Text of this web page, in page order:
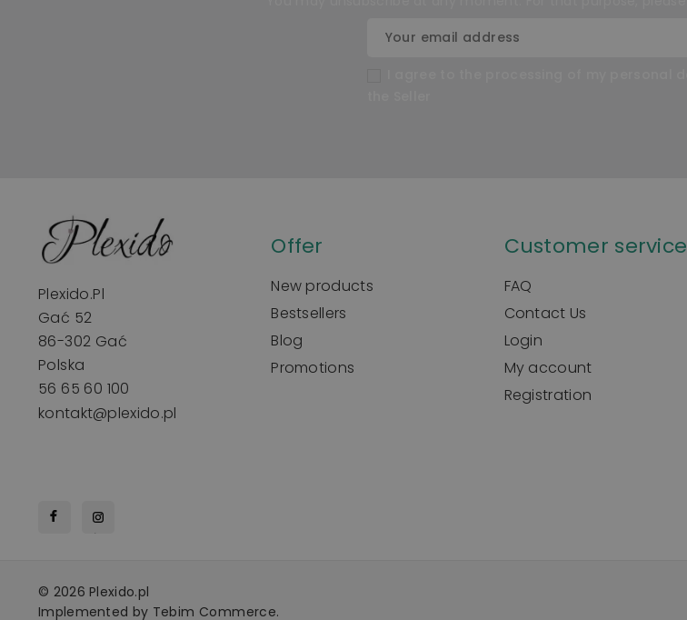
Plexido.pl
Gać 52
86-302 Gać
Polska
56 65 60 100
kontakt@plexido.pl
Offer
New products
Bestsellers
Blog
Promotions
Customer service
FAQ
Contact Us
Login
My account
Registration
© 2026 Plexido.pl
Implemented by Tebim Commerce.